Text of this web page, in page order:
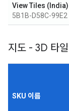
View Tiles (India)
5B1B-D58C-99E2
지도 - 3D 타일
SKU 이름